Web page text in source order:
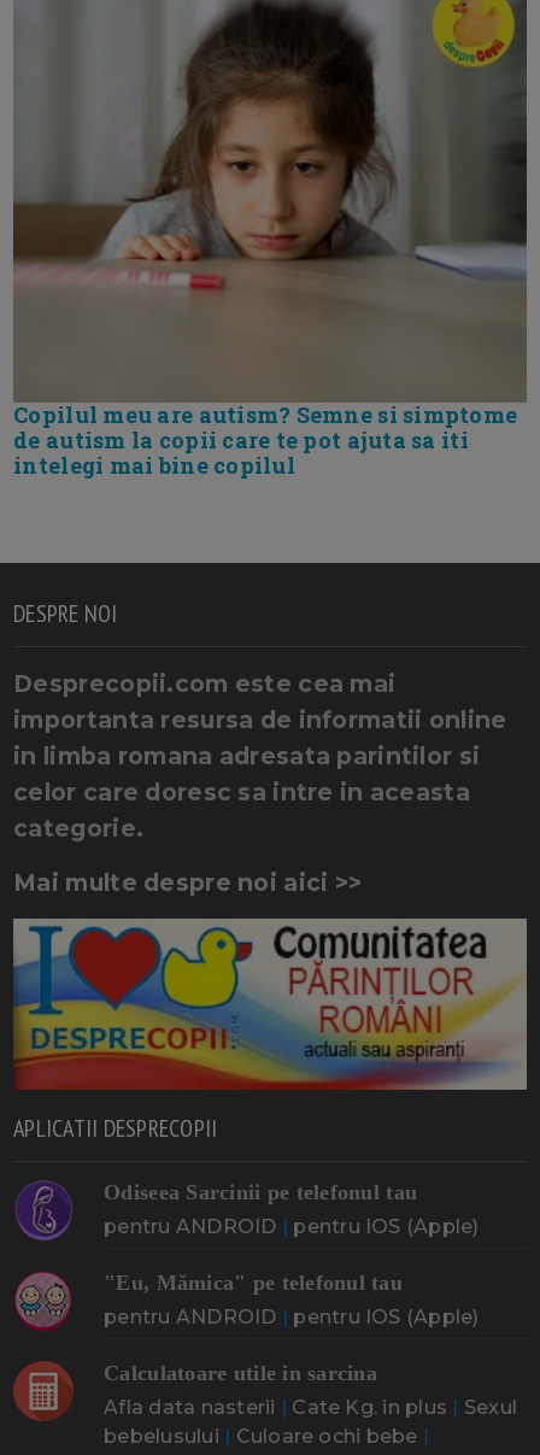
Copilul meu are autism? Semne si simptome
de autism la copii care te pot ajuta sa iti
intelegi mai bine copilul
DESPRE NOI
Desprecopii.com este cea mai
importanta resursa de informatii online
in limba romana adresata parintilor si
celor care doresc sa intre in aceasta
categorie.
Mai multe despre noi aici >>
APLICATII DESPRECOPII
Odiseea Sarcinii pe telefonul tau
pentru ANDROID | pentru IOS (Apple)
"Eu, Mămica" pe telefonul tau
pentru ANDROID | pentru IOS (Apple)
Calculatoare utile in sarcina
Afla data nasterii | Cate Kg. in plus | Sexul
bebelusului | Culoare ochi bebe |